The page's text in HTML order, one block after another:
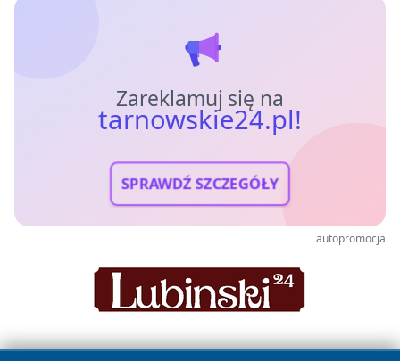
Zareklamuj się na
tarnowskie24.pl!
SPRAWDŹ SZCZEGÓŁY
autopromocja